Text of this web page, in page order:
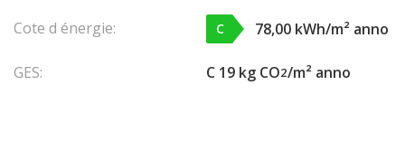
Cote d énergie: C 78,00 kWh/m² anno
GES: C 19 kg CO2/m² anno